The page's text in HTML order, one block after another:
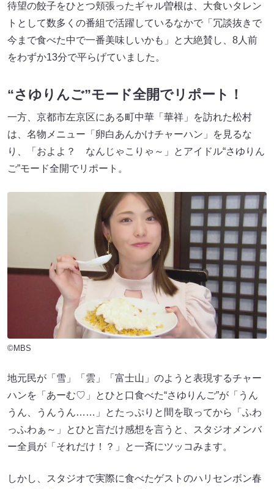
待望の餃子をひとつ頬張ったギャル曽根は、大食いタレン
トとして数多くの番組で活躍しているなかで「冗談抜きで
今まで食べた中で一番美味しいかも」と大絶賛し、8人前
をわずか13分で平らげていました。
“さゆりんご”モード全開でリポート！
一方、京都市左京区にある町中華「華祥」を訪れた松村
は、名物メニュー「卵白あんかけチャーハン」を見るな
り、「およよ？ なんじゃこりゃ～」とアイドル“さゆりん
ご”モード全開でリポート。
©MBS
地元民が「雪」「雲」「富士山」のようと表現するチャー
ハンを「あーむ♡」とひと口食べた“さゆりんご”が「うん
うん、うんうん……」とたっぷりと間を取ってから「ふわ
っふわぁ～」とひと言だけ感想を言うと、スタジオメンバ
ー全員が「それだけ！？」と一斉にツッコみます。
しかし、スタジオで実際に食べたゲストのハリセンボン春